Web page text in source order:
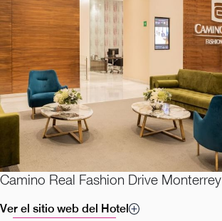
Camino Real Fashion Drive Monterrey
Ver el sitio web del Hotel